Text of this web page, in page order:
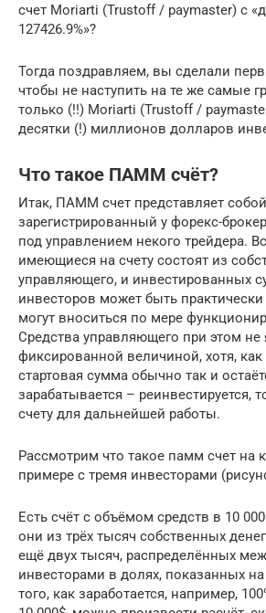
счет Moriarti (Trustoff / paymaster) с
127426.9%»?
Тогда поздравляем, вы сделали
чтобы не наступить на те же самые
только (!!) Moriarti (Trustoff /
десятки (!) миллионов долларов
Что такое ПАММ счёт?
Итак, ПАММ счет представляет
зарегистрированный у форекс-
под управлением некого трейдера.
имеющиеся на счету состоят из
управляющего, и инвестированных
инвесторов может быть
могут вноситься по мере
Средства управляющего при этом не
фиксированной величиной, хотя,
стартовая сумма обычно так и
зарабатывается – реинвестируется,
счету для дальнейшей работы.
Рассмотрим что такое памм счет на
примере с тремя инвесторами
Есть счёт с объёмом средств в 10
они из трёх тысяч собственных
ещё двух тысяч, распределённых
инвесторами в долях, показанных
того, как заработается, например,